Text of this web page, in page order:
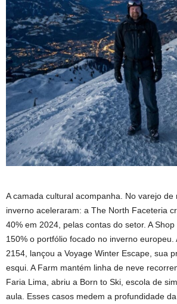
A camada cultural acompanha. No varejo de
inverno aceleraram: a The North Faceteria
40% em 2024, pelas contas do setor. A
150% o portfólio focado no inverno europeu.
2154, lançou a Voyage Winter Escape, sua
esqui. A Farm mantém linha de neve
Faria Lima, abriu a Born to Ski, escola de
aula. Esses casos medem a profundidade